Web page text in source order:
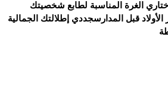
اختاري الغرة المناسبة لطابع شخصيتك
قبل المدارسجددي إطلالتك الجمالية